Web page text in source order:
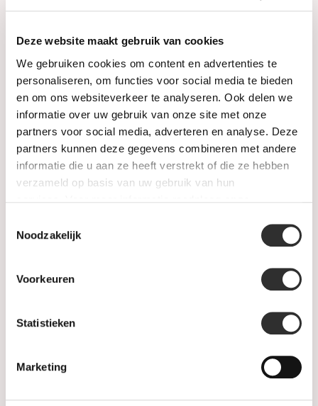
Deze website maakt gebruik van cookies
We gebruiken cookies om content en advertenties te
personaliseren, om functies voor social media te bieden
en om ons websiteverkeer te analyseren. Ook delen we
informatie over uw gebruik van onze site met onze
partners voor social media, adverteren en analyse. Deze
partners kunnen deze gegevens combineren met andere
informatie die u aan ze heeft verstrekt of die ze hebben
verzameld op basis van uw gebruik van hun
Noodzakelijk
Voorkeuren
Statistieken
Marketing
Categorieën
Horloges
Juwelen
Trouwringen
PRE-OWNED
Informatie